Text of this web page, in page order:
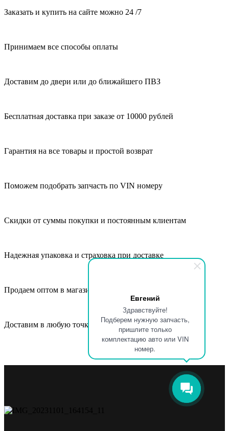
Евгений
Здравствуйте!
Подберем нужную запчасть,
пришлите только
комплектацию авто или VIN
номер.
Заказать и купить на сайте можно 24 /7
Принимаем все способы оплаты
Доставим до двери или до ближайшего ПВЗ
Бесплатная доставка при заказе от 10000 рублей
Гарантия на все товары и простой возврат
Поможем подобрать запчасть по VIN номеру
Скидки от суммы покупки и постоянным клиентам
Надежная упаковка и страховка при доставке
Продаем оптом в магазины, СТО и автосервисы
Доставим в любую точку России и СНГ